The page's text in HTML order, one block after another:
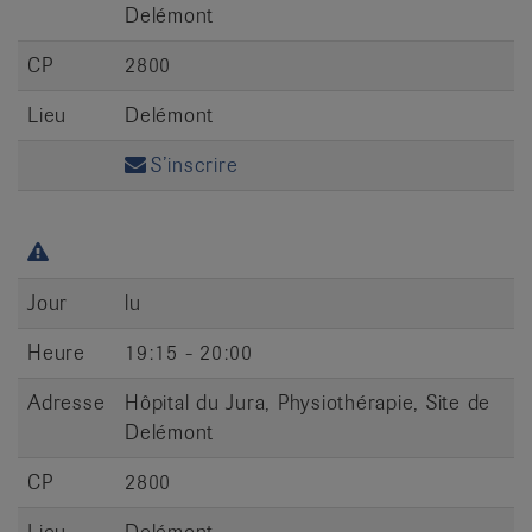
Delémont
CP
2800
Lieu
Delémont
S’inscrire
Jour
lu
Heure
19:15 - 20:00
Adresse
Hôpital du Jura, Physiothérapie, Site de
Delémont
CP
2800